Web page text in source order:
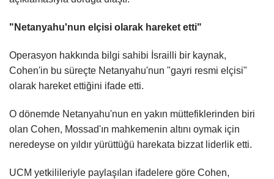
"Netanyahu'nun elçisi olarak hareket etti"
Operasyon hakkında bilgi sahibi İsrailli bir kaynak,
Cohen'in bu süreçte Netanyahu'nun "gayri resmi elçisi"
olarak hareket ettiğini ifade etti.
O dönemde Netanyahu'nun en yakın müttefiklerinden biri
olan Cohen, Mossad'ın mahkemenin altını oymak için
neredeyse on yıldır yürüttüğü harekata bizzat liderlik etti.
UCM yetkilileriyle paylaşılan ifadelere göre Cohen,